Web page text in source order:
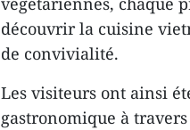
découvrir la cuisine
de convivialité.
Les visiteurs ont ainsi
gastronomique à